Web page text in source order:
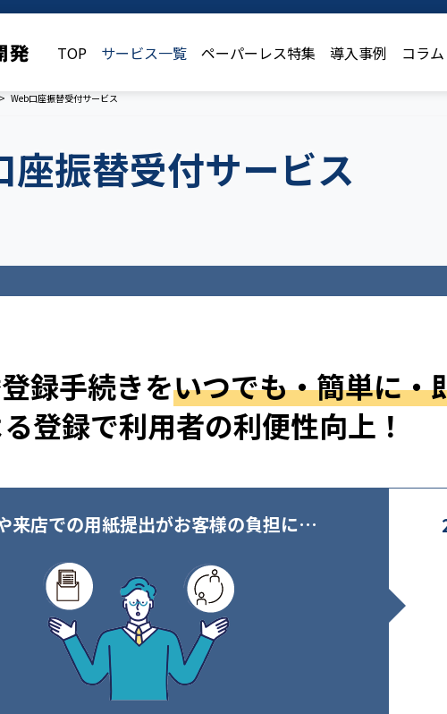
TOP サービス一覧 ペーパーレス特集 導入事例 コラム
Web口座振替受付サービス
座振替受付サービス
録手続きをいつでも・簡単に・
登録で利用者の利便性向上！
来店での用紙提出がお客様の負担に…